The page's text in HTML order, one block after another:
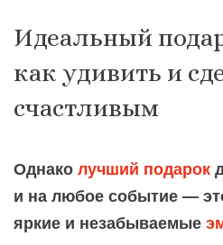
Идеальный
как удивить и
счастливым
Однаколучший подарок
и на любое событие —
яркие и незабываемые